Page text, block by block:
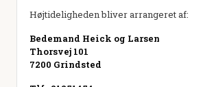
Højtideligheden bliver arrangeret af:
Bedemand Heick og Larsen
Thorsvej 101
7200 Grindsted